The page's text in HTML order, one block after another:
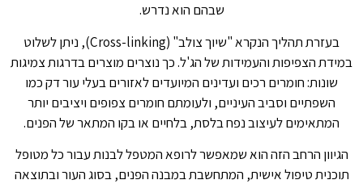
שבהם הוא נדרש.
בעזרת תהליך הנקרא "שיוך צולב" (Cross-linking), ניתן לשלוט
במידת הצפיפות והעמידות של הג'ל. כך נוצרים מוצרים בדרגות צמיגות
שונות: חומרים רכים ועדינים המיועדים לאזורים בעלי עור דק כמו
השפתיים וסביב העיניים, ולעומתם חומרים צפופים ויציבים יותר
המתאימים לעיצוב נפח בלסת, בלחיים או בקו המתאר של הפנים.
הגיוון הרחב הזה הוא שמאפשר לרופא המטפל לבנות עבור כל מטופל
תוכנית טיפול אישית, המתחשבת במבנה הפנים, בסוג העור ובתוצאה